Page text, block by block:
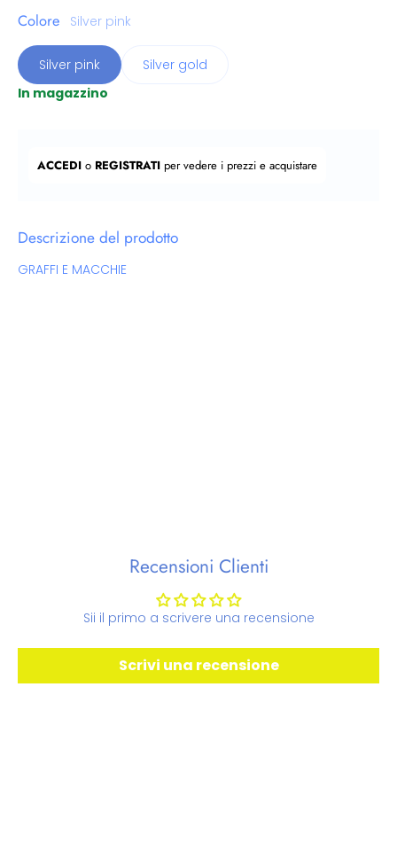
Colore Silver pink
Silver pink
Silver gold
In magazzino
ACCEDI o REGISTRATI per vedere i prezzi e acquistare
Descrizione del prodotto
GRAFFI E MACCHIE
Recensioni Clienti
Sii il primo a scrivere una recensione
Scrivi una recensione